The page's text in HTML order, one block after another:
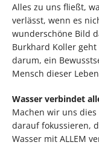
Alles zu uns fließt,
verlässt, wenn es
wunderschöne Bild
Burkhard Koller
darum, ein
Mensch dieser
Wasser verbindet
Machen wir uns
darauf fokussieren,
Wasser mit ALLEM